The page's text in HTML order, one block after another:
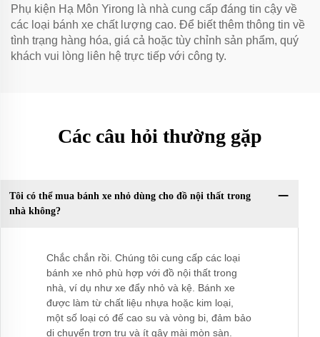
Phụ kiện Hạ Môn Yirong là nhà cung cấp đáng tin cậy về
các loại bánh xe chất lượng cao. Để biết thêm thông tin về
tình trạng hàng hóa, giá cả hoặc tùy chỉnh sản phẩm, quý
khách vui lòng liên hệ trực tiếp với công ty.
Các câu hỏi thường gặp
Tôi có thể mua bánh xe nhỏ dùng cho đồ nội thất trong
nhà không?
Chắc chắn rồi. Chúng tôi cung cấp các loại
bánh xe nhỏ phù hợp với đồ nội thất trong
nhà, ví dụ như xe đẩy nhỏ và kệ. Bánh xe
được làm từ chất liệu nhựa hoặc kim loại,
một số loại có đế cao su và vòng bi, đảm bảo
di chuyển trơn tru và ít gây mài mòn sàn.